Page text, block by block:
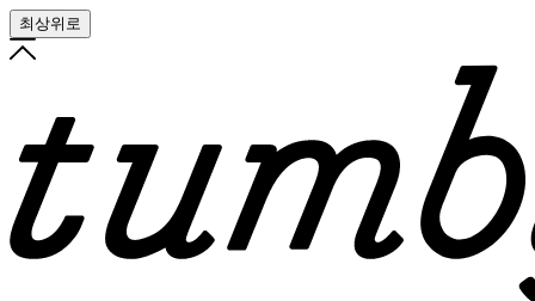
최상위로